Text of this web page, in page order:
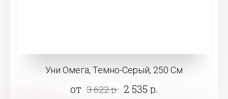
Уни Омега, Темно-Серый, 250 См
от 3 622 р. 2 535 р.